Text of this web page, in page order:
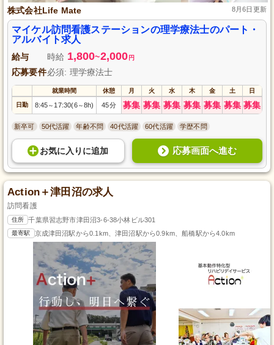
株式会社Life Mate 8月6日更新
マイケル訪問看護ステーションの理学療法士のパート・
アルバイト求人
給与 時給 1,800~2,000 円
応募要件必須: 理学療法士
就業時間 休憩 月 火 水 木 金 土 日
日勤 8:45～ 17:30(6～8h) 45分 募集 募集 募集 募集 募集 募集 募集
新卒可 50代活躍 年齢不問 40代活躍 60代活躍 学歴不問
お気に入り に追加 応募画面へ進む
Action＋津田沼の求人
訪問看護
住所 千葉県習志野市津田沼3-6-38小林ビル301
最寄駅 京成津田沼駅から0.1km、津田沼駅から0.9km、船橋駅から4.0km